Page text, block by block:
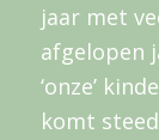
jaar met
afgelopen
‘onze’
komt